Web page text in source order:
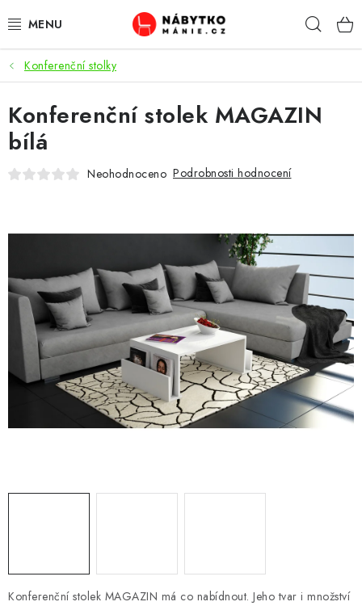
na
OBÝVACÍ POKOJ
KUCHYŇ A JÍDELNA
LOŽNICE
KANCELÁŘ / PRACOVNA
KOUPELNA A WC
PŘEDSÍŇ
CHOVATELSKÉ POTŘEBY
DOPLŇKY A DEKORACE
OSTATNÍ
VÝPRODEJ
Konferenční stolky
Konferenční stolek MAGAZIN má co nabídnout. Jeho tvar i množství
Konferenční stolek MAGAZIN
bílá
Neohodnoceno Podrobnosti hodnocení